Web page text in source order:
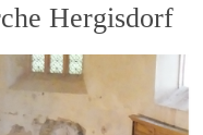
Hergisdorf